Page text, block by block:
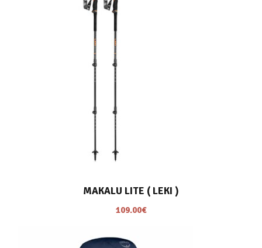
MAKALU LITE ( LEKI )
109.00€